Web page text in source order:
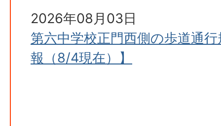
2026年08月03日
第六中学校正門西側の歩道通
報（8/4現在）】